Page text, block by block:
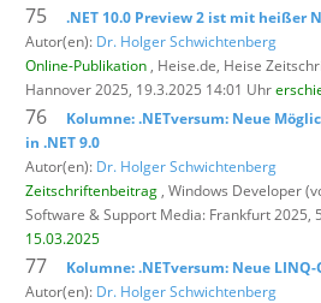
75
.NET 10.0 Preview 2 ist mit heißer
Autor(en): Dr. Holger Schwichtenberg
Online-Publikation , Heise.de, Heise
Hannover 2025, 19.3.2025 14:01 Uhr
76
Kolumne: .NETversum: Neue
in .NET 9.0
Autor(en): Dr. Holger Schwichtenberg
Zeitschriftenbeitrag , Windows Developer
Software & Support Media: Frankfurt 2025,
15.03.2025
77
Kolumne: .NETversum: Neue
Autor(en): Dr. Holger Schwichtenberg